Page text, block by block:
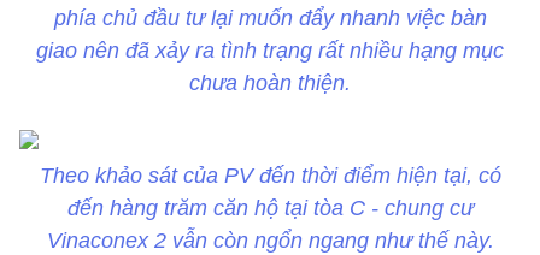
phía chủ đầu tư lại muốn đẩy nhanh việc bàn
giao nên đã xảy ra tình trạng rất nhiều hạng mục
chưa hoàn thiện.
Theo khảo sát của PV đến thời điểm hiện tại, có
đến hàng trăm căn hộ tại tòa C - chung cư
Vinaconex 2 vẫn còn ngổn ngang như thế này.